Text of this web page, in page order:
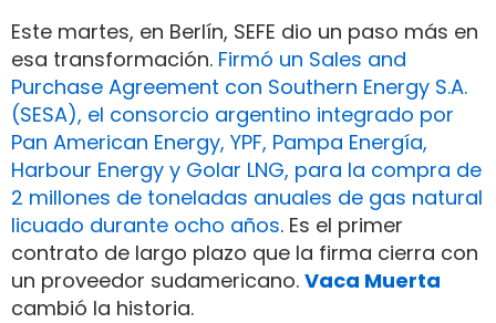
Este martes, en Berlín, SEFE dio un paso más en
esa transformación. Firmó un Sales and
Purchase Agreement con Southern Energy S.A.
(SESA), el consorcio argentino integrado por
Pan American Energy, YPF, Pampa Energía,
Harbour Energy y Golar LNG, para la compra de
2 millones de toneladas anuales de gas natural
licuado durante ocho años. Es el primer
contrato de largo plazo que la firma cierra con
un proveedor sudamericano. Vaca Muerta
cambió la historia.